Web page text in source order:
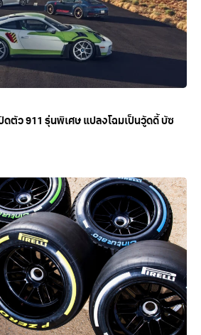
ดตัว 911 รุ่นพิเศษ แปลงโฉมเป็นวู้ดดี้ บัซ